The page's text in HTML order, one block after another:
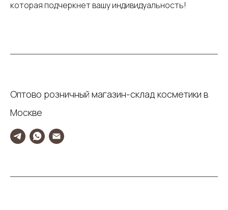
которая подчеркнет вашу индивидуальность!
Оптово розничный магазин-склад косметики в
Москве